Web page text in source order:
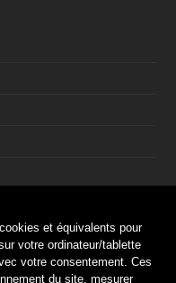
et équivalents pour
votre ordinateur/tablette
votre consentement. Ces
du site, mesurer